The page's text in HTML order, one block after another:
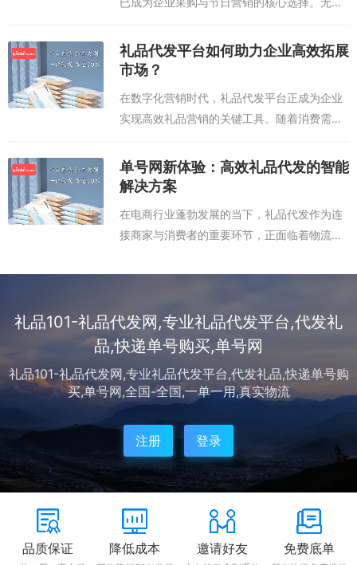
是年终员工福利、商务客户答谢，还是节日促
销活动，专业的礼品代发平台都能凭借高效供
应链和定制化服务，为企业节省大量人力与
礼品代发平台如何助力企业高效拓展
市场？
在数字化营销时代，礼品代发平台正成为企业
实现高效礼品营销的关键工具。随着消费需求
多元化，传统礼品采购模式面临库存压力大、
定制周期长、物流成本高等痛点，而专业代发
平台通过整合全国优质供应商资源，为企业
单号网新体验：高效礼品代发的智能
解决方案
在电商行业蓬勃发展的当下，礼品代发作为连
接商家与消费者的重要环节，正面临着物流效
新与资源整合能力，为礼品代发业务打造了智
该...
礼品101-礼品代发网,专业礼品代发平台,代发礼
品,快递单号购买,单号网
礼品101-礼品代发网,专业礼品代发平台,代发礼品,快递单号购
买,单号网,全国-全国,一单一用,真实物流
注册 登录
品质保证 降低成本 邀请好友 免费底单